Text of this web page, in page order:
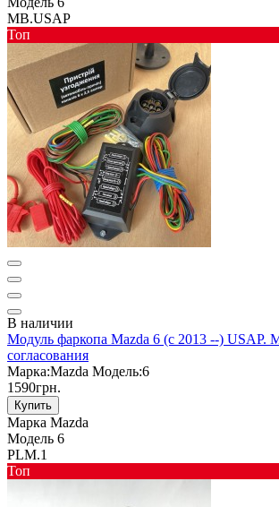
MB.USAP
Toп
В наличии
Модуль фаркопа Mazda 6 (c 2013 --) USAP.
согласования
Марка:Mazda Модель:6
1590грн.
Купить
Марка Mazda
Модель 6
PLM.1
Toп